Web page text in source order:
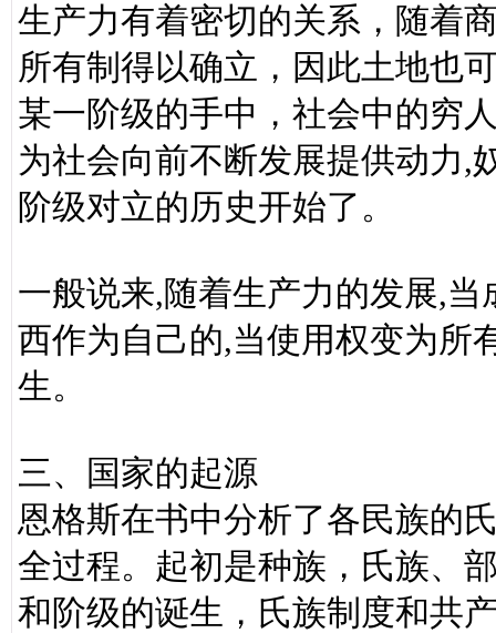
生产力有着密切的关系，随着
所有制得以确立，因此土地也
某一阶级的手中，社会中的穷
为社会向前不断发展提供动力,
阶级对立的历史开始了。
一般说来,随着生产力的发展,
西作为自己的,当使用权变为所
生。
三、国家的起源
恩格斯在书中分析了各民族的
全过程。起初是种族，氏族、
和阶级的诞生，氏族制度和共